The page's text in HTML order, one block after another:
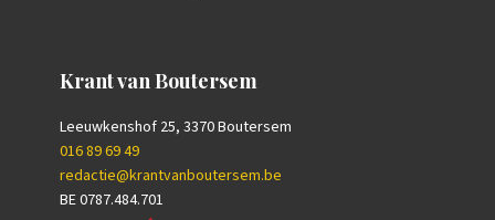
Krant van Boutersem
Leeuwkenshof 25, 3370 Boutersem
016 89 69 49
redactie@krantvanboutersem.be
BE 0787.484.701